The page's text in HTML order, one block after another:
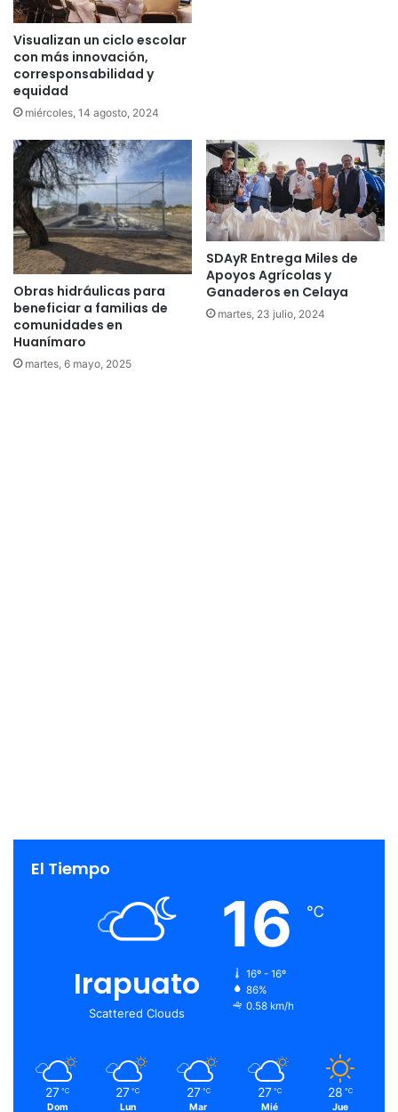
Visualizan un ciclo escolar
con más innovación,
corresponsabilidad y
equidad
miércoles, 14 agosto, 2024
Obras hidráulicas para
beneficiar a familias de
comunidades en
Huanímaro
martes, 6 mayo, 2025
SDAyR Entrega Miles de
Apoyos Agrícolas y
Ganaderos en Celaya
martes, 23 julio, 2024
El Tiempo
Irapuato
Scattered Clouds
16 ℃
16º - 16º
86%
0.58 km/h
27 ℃
Dom
27 ℃
Lun
27 ℃
Mar
27 ℃
Mié
28 ℃
Jue